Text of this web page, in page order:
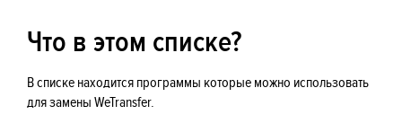
Что в этом списке?
В списке находится программы которые можно использовать
для замены WeTransfer.